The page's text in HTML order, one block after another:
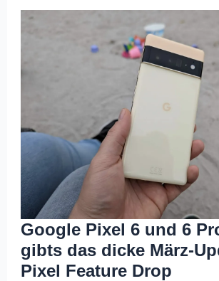
Google Pixel 6 und 6
gibts das dicke März-
Pixel Feature Drop